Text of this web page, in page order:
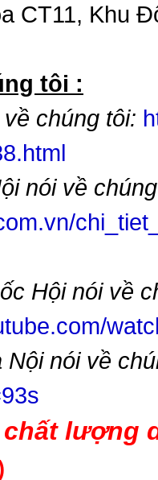
CT11, Khu
tôi :
chúng tôi:
nói về chúng
Hội nói về
nói về
chất lượng